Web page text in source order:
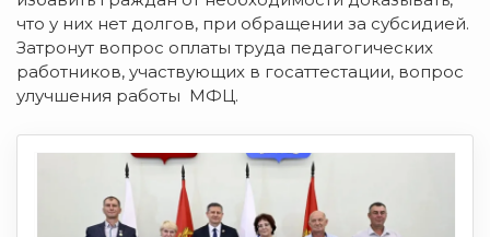
что у них нет долгов, при обращении за субсидией.
Затронут вопрос оплаты труда педагогических
работников, участвующих в госаттестации, вопрос
улучшения работы МФЦ.